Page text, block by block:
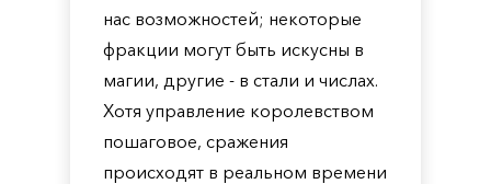
нас возможностей; некоторые
фракции могут быть искусны в
магии, другие - в стали и числах.
Хотя управление королевством
пошаговое, сражения
происходят в реальном времени